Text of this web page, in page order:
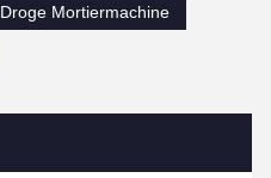
Droge Mortiermachine